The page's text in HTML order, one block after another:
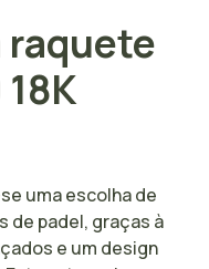
raquete
uma escolha de
padel, graças à
e um design